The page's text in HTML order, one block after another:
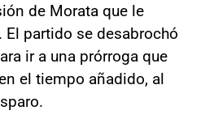
de Morata que le
partido se desabrochó
ir a una prórroga que
el tiempo añadido, al